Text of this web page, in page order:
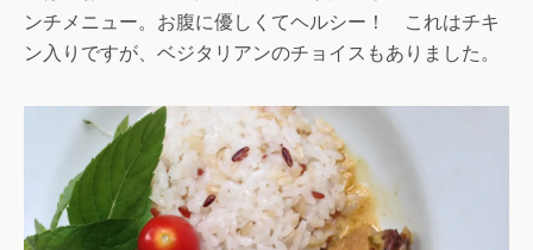
ンチメニュー。お腹に優しくてヘルシー！ これはチキ
ン入りですが、ベジタリアンのチョイスもありました。